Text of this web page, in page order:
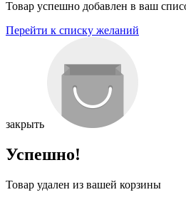
Товар успешно добавлен в ваш
Перейти к списку желаний
закрыть
Успешно!
Товар удален из вашей корзины